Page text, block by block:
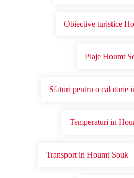
Obiective turistice
Plaje Houmt
Sfaturi pentru o calatorie
Temperaturi in
Transport in Houmt Souk